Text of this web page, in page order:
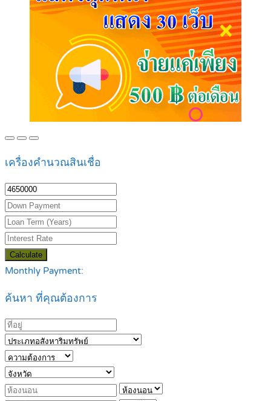
เครื่องคำนวณสินเชื่อ
Calculate
Monthly Payment:
ค้นหา ที่คุณต้องการ